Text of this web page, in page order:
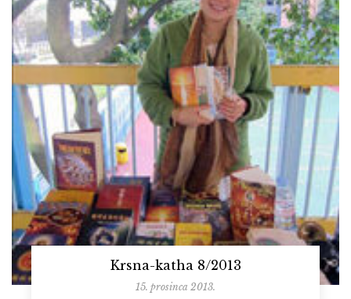
Krsna-katha 8/2013
15. prosinca 2013.